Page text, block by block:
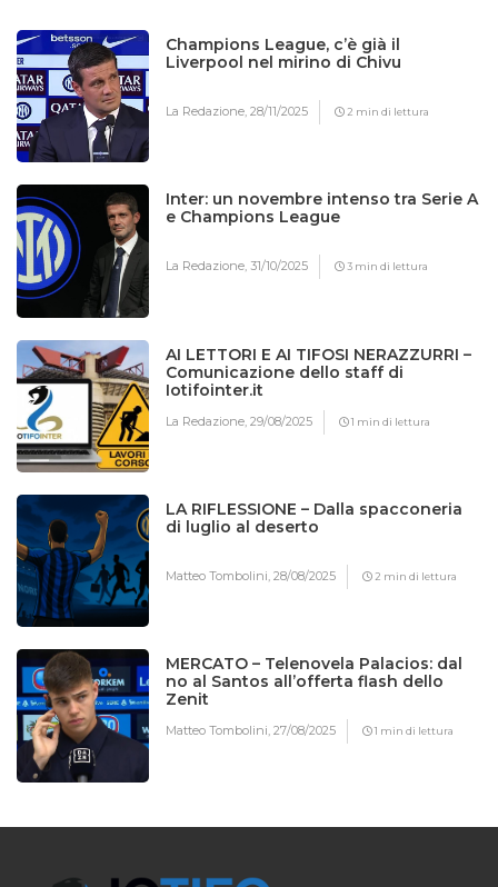
Champions League, c’è già il
Liverpool nel mirino di Chivu
La Redazione,28/11/2025 2 min di lettura
Inter: un novembre intenso tra Serie A
e Champions League
La Redazione,31/10/2025 3 min di lettura
AI LETTORI E AI TIFOSI NERAZZURRI –
Comunicazione dello staff di
Iotifointer.it
La Redazione,29/08/2025 1 min di lettura
LA RIFLESSIONE – Dalla spacconeria
di luglio al deserto
Matteo Tombolini,28/08/2025 2 min di lettura
MERCATO – Telenovela Palacios: dal
no al Santos all’offerta flash dello
Zenit
Matteo Tombolini,27/08/2025 1 min di lettura